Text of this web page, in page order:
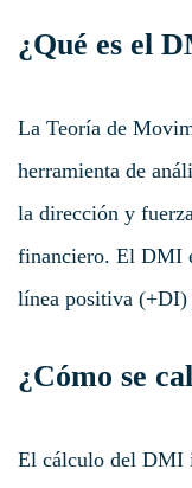
¿Qué es el
La Teoría de
herramienta de
la dirección y
financiero. El DMI
línea positiva
¿Cómo se
El cálculo del DMI